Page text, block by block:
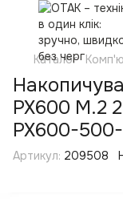
Каталог
PX600 M.2
PX600-
Артикул: 209508